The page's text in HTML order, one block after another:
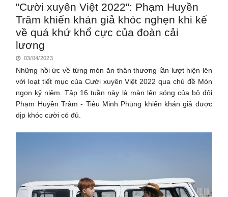
"Cười xuyên Việt 2022": Phạm Huyền
Trâm khiến khán giả khóc nghẹn khi kể
về quá khứ khổ cực của đoàn cải
lương
03/04/2023
Những hồi ức về từng món ăn thân thương lần lượt hiện lên
với loạt tiết mục của Cười xuyên Việt 2022 qua chủ đề Món
ngon kỷ niệm. Tập 16 tuần này là màn lên sóng của bộ đôi
Phạm Huyền Trâm - Tiêu Minh Phụng khiến khán giả được
dịp khóc cười có đủ.